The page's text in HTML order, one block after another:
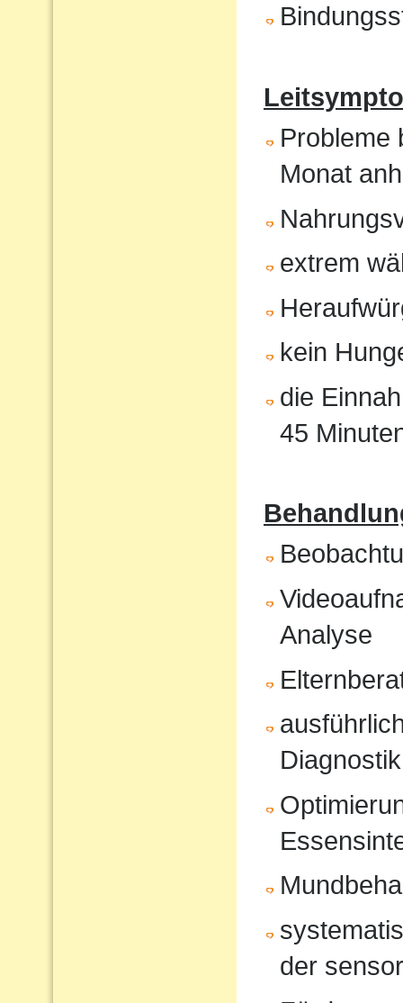
Probleme
Monat
extrem
kein
die
45
Analyse
Diagnostik
der